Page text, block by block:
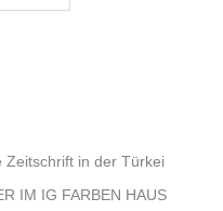
Zeitschrift in der Türkei
IM IG FARBEN HAUS